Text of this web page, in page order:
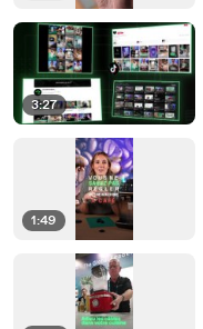
3:27
1:49